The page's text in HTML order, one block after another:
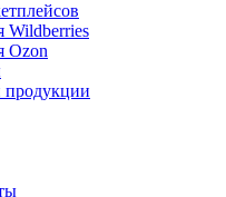
Wildberries
Ozon
продукции